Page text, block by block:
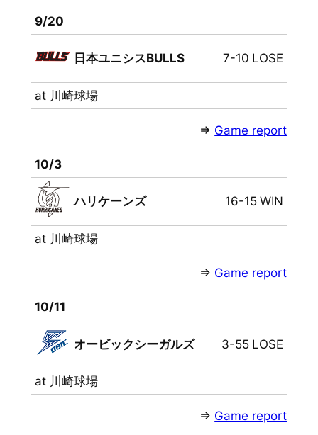
9/20
日本ユニシスBULLS 7-10 LOSE
at 川崎球場
⇒ Game report
10/3
ハリケーンズ 16-15 WIN
at 川崎球場
⇒ Game report
10/11
オービックシーガルズ 3-55 LOSE
at 川崎球場
⇒ Game report